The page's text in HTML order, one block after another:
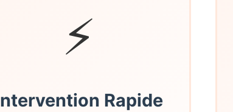
⚡
Rapide